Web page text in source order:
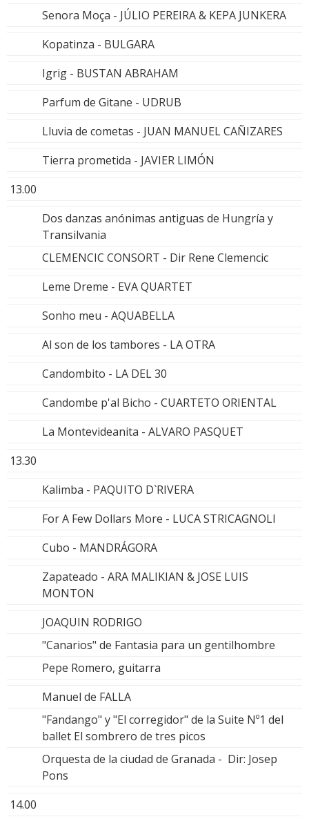
Senora Moça - JÚLIO PEREIRA & KEPA JUNKERA
Kopatinza - BULGARA
Igrig - BUSTAN ABRAHAM
Parfum de Gitane - UDRUB
Lluvia de cometas - JUAN MANUEL CAÑIZARES
Tierra prometida - JAVIER LIMÓN
13.00
Dos danzas anónimas antiguas de Hungría y
Transilvania
CLEMENCIC CONSORT - Dir Rene Clemencic
Leme Dreme - EVA QUARTET
Sonho meu - AQUABELLA
Al son de los tambores - LA OTRA
Candombito - LA DEL 30
Candombe p'al Bicho - CUARTETO ORIENTAL
La Montevideanita - ALVARO PASQUET
13.30
Kalimba - PAQUITO D`RIVERA
For A Few Dollars More - LUCA STRICAGNOLI
Cubo - MANDRÁGORA
Zapateado - ARA MALIKIAN & JOSE LUIS
MONTON
JOAQUIN RODRIGO
"Canarios" de Fantasia para un gentilhombre
Pepe Romero, guitarra
Manuel de FALLA
"Fandango" y "El corregidor" de la Suite Nº1 del
ballet El sombrero de tres picos
Orquesta de la ciudad de Granada - Dir: Josep
Pons
14.00